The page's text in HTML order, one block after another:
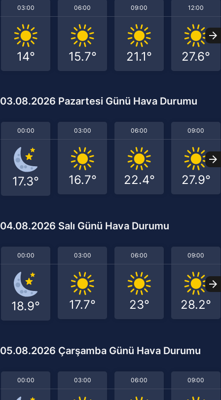
03:00
14°
06:00
15.7°
09:00
21.1°
12:00
27.6°
03.08.2026 Pazartesi Günü Hava Durumu
00:00
17.3°
03:00
16.7°
06:00
22.4°
09:00
27.9°
04.08.2026 Salı Günü Hava Durumu
00:00
18.9°
03:00
17.7°
06:00
23°
09:00
28.2°
05.08.2026 Çarşamba Günü Hava Durumu
00:00 03:00 06:00 09:00